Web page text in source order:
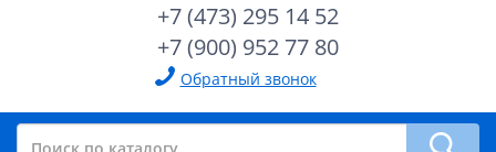
+7 (473) 295 14 52
+7 (900) 952 77 80
Обратный звонок